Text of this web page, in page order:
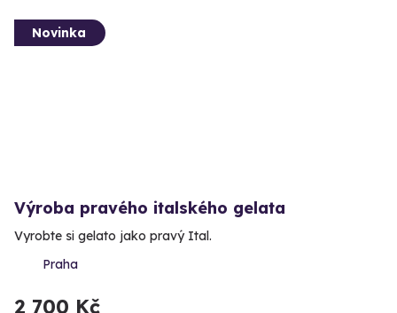
Novinka
Výroba pravého italského gelata
Vyrobte si gelato jako pravý Ital.
Praha
2 700 Kč